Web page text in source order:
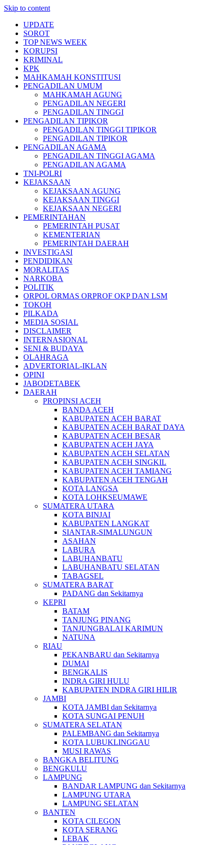
Skip to content
UPDATE
SOROT
TOP NEWS WEEK
KORUPSI
KRIMINAL
KPK
MAHKAMAH KONSTITUSI
PENGADILAN UMUM
MAHKAMAH AGUNG
PENGADILAN NEGERI
PENGADILAN TINGGI
PENGADILAN TIPIKOR
PENGADILAN TINGGI TIPIKOR
PENGADILAN TIPIKOR
PENGADILAN AGAMA
PENGADILAN TINGGI AGAMA
PENGADILAN AGAMA
TNI-POLRI
KEJAKSAAN
KEJAKSAAN AGUNG
KEJAKSAAN TINGGI
KEJAKSAAN NEGERI
PEMERINTAHAN
PEMERINTAH PUSAT
KEMENTERIAN
PEMERINTAH DAERAH
INVESTIGASI
PENDIDIKAN
MORALITAS
NARKOBA
POLITIK
ORPOL ORMAS ORPROF OKP DAN LSM
TOKOH
PILKADA
MEDIA SOSIAL
DISCLAIMER
INTERNASIONAL
SENI & BUDAYA
OLAHRAGA
ADVERTORIAL-IKLAN
OPINI
JABODETABEK
DAERAH
PROPINSI ACEH
BANDA ACEH
KABUPATEN ACEH BARAT
KABUPATEN ACEH BARAT DAYA
KABUPATEN ACEH BESAR
KABUPATEN ACEH JAYA
KABUPATEN ACEH SELATAN
KABUPATEN ACEH SINGKIL
KABUPATEN ACEH TAMIANG
KABUPATEN ACEH TENGAH
KOTA LANGSA
KOTA LOHKSEUMAWE
SUMATERA UTARA
KOTA BINJAI
KABUPATEN LANGKAT
SIANTAR-SIMALUNGUN
ASAHAN
LABURA
LABUHANBATU
LABUHANBATU SELATAN
TABAGSEL
SUMATERA BARAT
PADANG dan Sekitarnya
KEPRI
BATAM
TANJUNG PINANG
TANJUNGBALAI KARIMUN
NATUNA
RIAU
PEKANBARU dan Sekitarnya
DUMAI
BENGKALIS
INDRA GIRI HULU
KABUPATEN INDRA GIRI HILIR
JAMBI
KOTA JAMBI dan Sekitarnya
KOTA SUNGAI PENUH
SUMATERA SELATAN
PALEMBANG dan Sekitarnya
KOTA LUBUKLINGGAU
MUSI RAWAS
BANGKA BELITUNG
BENGKULU
LAMPUNG
BANDAR LAMPUNG dan Sekitarnya
LAMPUNG UTARA
LAMPUNG SELATAN
BANTEN
KOTA CILEGON
KOTA SERANG
LEBAK